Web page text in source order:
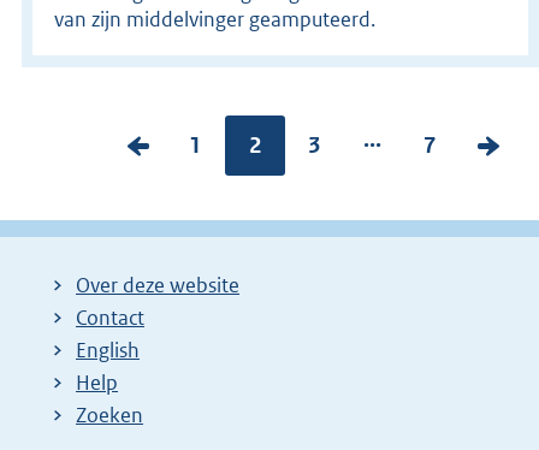
van zijn middelvinger geamputeerd.
V
r
g
e
p
g
P
g
n
1 Pagina:
2
P
g
3 ...
P
g
7
V
l
Over deze website
Contact
English
Help
Zoeken